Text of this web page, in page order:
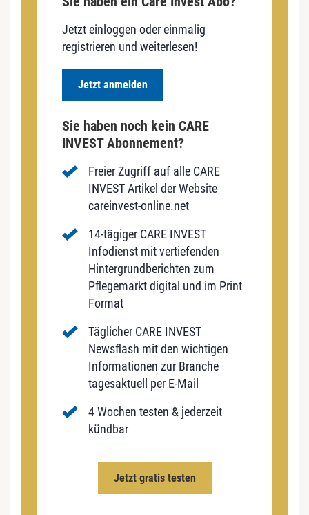
Jetzt einloggen oder einmalig
registrieren und weiterlesen!
Jetzt anmelden
Sie haben noch kein CARE
INVEST Abonnement?
Freier Zugriff auf alle CARE
INVEST Artikel der Website
careinvest-online.net
14-tägiger CARE INVEST
Infodienst mit vertiefenden
Hintergrundberichten zum
Pflegemarkt digital und im Print
Format
Täglicher CARE INVEST
Newsflash mit den wichtigen
Informationen zur Branche
tagesaktuell per E-Mail
4 Wochen testen & jederzeit
kündbar
Jetzt gratis testen